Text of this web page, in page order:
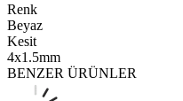
Renk
Beyaz
Kesit
4x1.5mm
BENZER ÜRÜNLER